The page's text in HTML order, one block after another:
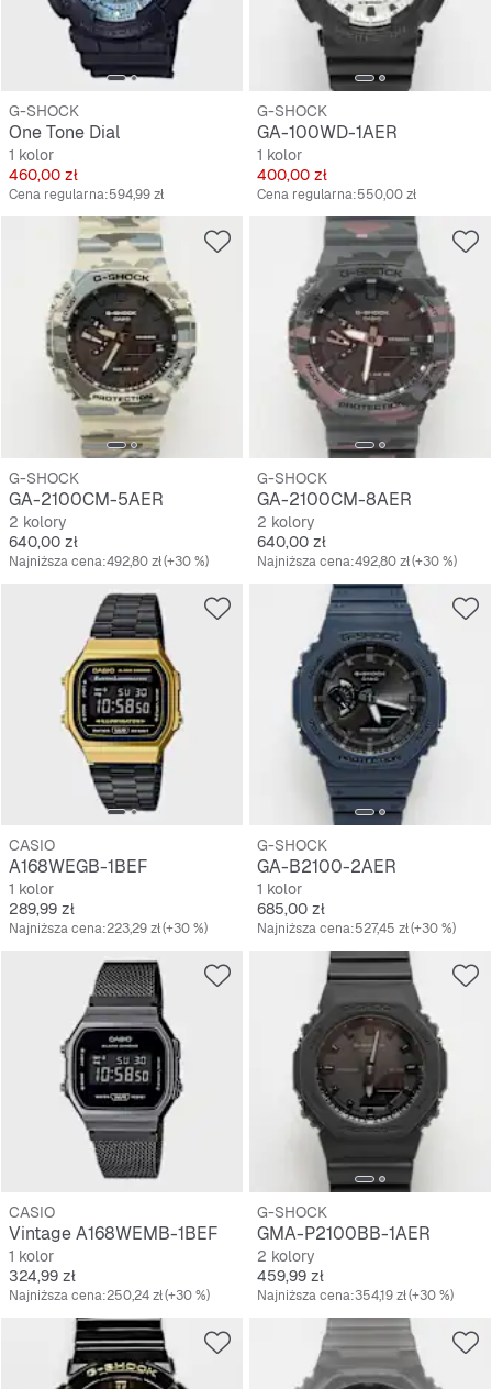
G-SHOCK
One Tone Dial
1 kolor
Cena
460,00 zł
Cena regularna:594,99 zł
G-SHOCK
GA-100WD-1AER
1 kolor
Cena
400,00 zł
Cena regularna:550,00 zł
G-SHOCK
GA-2100CM-5AER
2 kolory
Cena
640,00 zł
Najniższa cena:492,80 zł(+30 %)
G-SHOCK
GA-2100CM-8AER
2 kolory
Cena
640,00 zł
Najniższa cena:492,80 zł(+30 %)
CASIO
A168WEGB-1BEF
1 kolor
Cena
289,99 zł
Najniższa cena:223,29 zł(+30 %)
G-SHOCK
GA-B2100-2AER
1 kolor
Cena
685,00 zł
Najniższa cena:527,45 zł(+30 %)
CASIO
Vintage A168WEMB-1BEF
1 kolor
Cena
324,99 zł
Najniższa cena:250,24 zł(+30 %)
G-SHOCK
GMA-P2100BB-1AER
2 kolory
Cena
459,99 zł
Najniższa cena:354,19 zł(+30 %)